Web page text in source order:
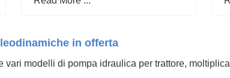
in offerta
vari modelli di pompa idraulica per trattore,